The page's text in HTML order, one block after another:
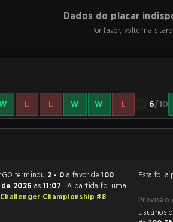
Dados do placar
Por favor, volte mais
L L W W L 6/10
A partida de CS:GO terminou 2 - 0 a favor de100
2026 às 11:07 . A partida foi uma
Championship #8
Esta foi a
Previsão
Usuários da Strafe tem um favorito